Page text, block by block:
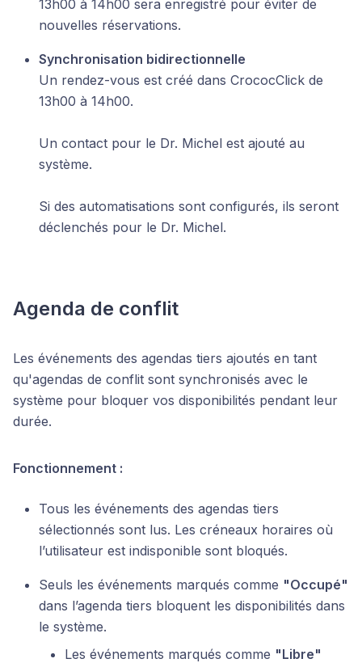
13h00 à 14h00 sera enregistré pour éviter de
nouvelles réservations.
Synchronisation bidirectionnelle
Un rendez-vous est créé dans CrococClick de
13h00 à 14h00.
Un contact pour le Dr. Michel est ajouté au
système.
Si des automatisations sont configurés, ils seront
déclenchés pour le Dr. Michel.
Agenda de conflit
Les événements des agendas tiers ajoutés en tant
qu'agendas de conflit sont synchronisés avec le
système pour bloquer vos disponibilités pendant leur
durée.
Fonctionnement :
Tous les événements des agendas tiers
sélectionnés sont lus. Les créneaux horaires où
l’utilisateur est indisponible sont bloqués.
Seuls les événements marqués comme "Occupé"
dans l’agenda tiers bloquent les disponibilités dans
le système.
Les événements marqués comme "Libre"